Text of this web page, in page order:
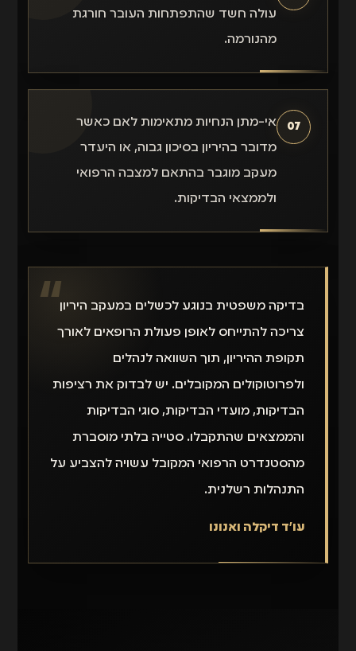
עולה חשד שהתפתחות העובר חורגת
מהנורמה.
07
אי-מתן הנחיות מתאימות לאם כאשר
מדובר בהיריון בסיכון גבוה, או היעדר
מעקב מוגבר בהתאם למצבה הרפואי
ולממצאי הבדיקות.
בדיקה משפטית בנוגע לכשלים במעקב היריון
צריכה להתייחס לאופן פעולת הרופאים לאורך
תקופת ההיריון, תוך השוואה לנהלים
ולפרוטוקולים המקובלים. יש לבדוק את רציפות
הבדיקות, מועדי הבדיקות, סוגי הבדיקות
והממצאים שהתקבלו. סטייה בלתי מוסברת
מהסטנדרט הרפואי המקובל עשויה להצביע על
התנהלות רשלנית.
עו״ד דיקלה ואנונו